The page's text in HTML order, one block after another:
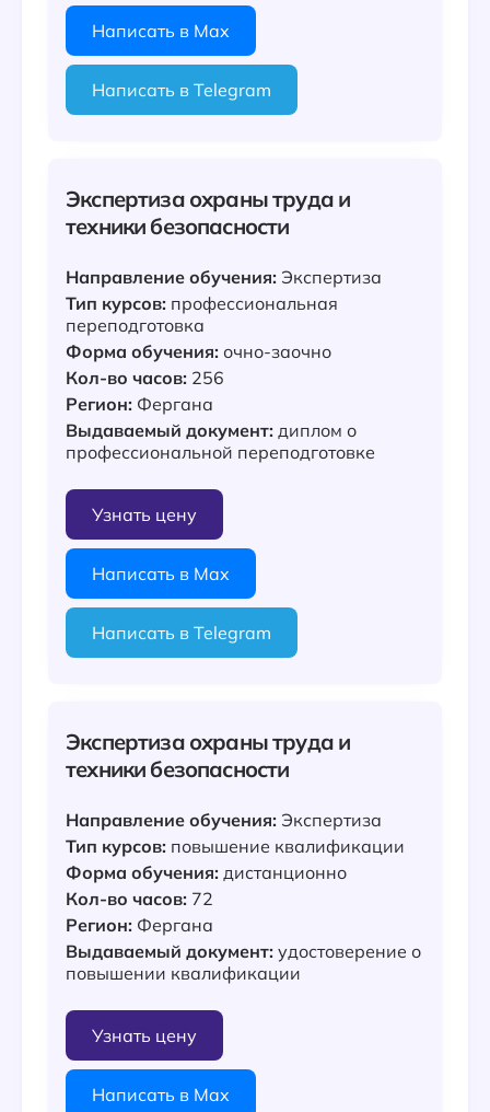
Написать в Max
Написать в Telegram
Экспертиза охраны труда и
техники безопасности
Направление обучения: Экспертиза
Тип курсов: профессиональная
переподготовка
Форма обучения: очно-заочно
Кол-во часов: 256
Регион: Фергана
Выдаваемый документ: диплом о
профессиональной переподготовке
Узнать цену
Написать в Max
Написать в Telegram
Экспертиза охраны труда и
техники безопасности
Направление обучения: Экспертиза
Тип курсов: повышение квалификации
Форма обучения: дистанционно
Кол-во часов: 72
Регион: Фергана
Выдаваемый документ: удостоверение о
повышении квалификации
Узнать цену
Написать в Max